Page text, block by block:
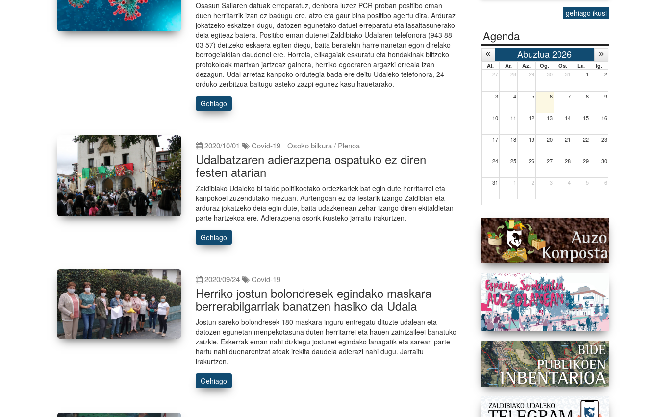
Osasun Sailaren datuak erreparatuz, denbora luzez PCR proban positibo eman
duen herritarrik izan ez badugu ere, atzo eta gaur bina positibo agertu dira. Arduraz
jokatzeko eskatzen dugu, datozen egunetako datuei erreparatu eta lasaitasunerako
deia egiteaz batera. Positibo eman dutenei Zaldibiako Udalaren telefonora (943 88
03 57) deitzeko eskaera egiten diegu, baita beraiekin harremanetan egon direlako
berrogeialdian daudenei ere. Horrela, elikagaiak eskuratu eta hondakinak biltzeko
protokoloak martxan jartzeaz gainera, herriko egoeraren argazki erreala izan
dezagun. Udal arretaz kanpoko ordutegia bada ere deitu Udaleko telefonora, 24
orduko zerbitzua baitugu asteko zazpi egunez kasu hauetarako.
Gehiago
2020/10/01 Covid-19 Osoko bilkura / Plenoa
Udalbatzaren adierazpena ospatuko ez diren
festen atarian
Zaldibiako Udaleko bi talde politikoetako ordezkariek bat egin dute herritarrei eta
kanpokoei zuzendutako mezuan. Aurtengoan ez da festarik izango Zaldibian eta
arduraz jokatzeko deia egin dute, baita udazkenean zehar izango diren ekitaldietan
parte hartzekoa ere. Adierazpena osorik ikusteko jarraitu irakurtzen.
Gehiago
2020/09/24 Covid-19
Herriko jostun bolondresek egindako maskara
berrerabilgarriak banatzen hasiko da Udala
Jostun sareko bolondresek 180 maskara inguru entregatu dituzte udalean eta
datozen egunetan menpekotasuna duten herritarrei eta hauen zaintzaileei banatuko
zaizkie. Eskerrak eman nahi dizkiegu jostunei egindako lanagatik eta sarean parte
hartu nahi duenarentzat ateak irekita daudela adierazi nahi dugu. Jarraitu
irakurtzen.
Gehiago
gehiago ikusi
Agenda
Abuztua 2026
Al. Ar. Az. Og. Os. La. Ig.
27 28 29 30 31 1 2
3 4 5 6 7 8 9
10 11 12 13 14 15 16
17 18 19 20 21 22 23
24 25 26 27 28 29 30
31 1 2 3 4 5 6